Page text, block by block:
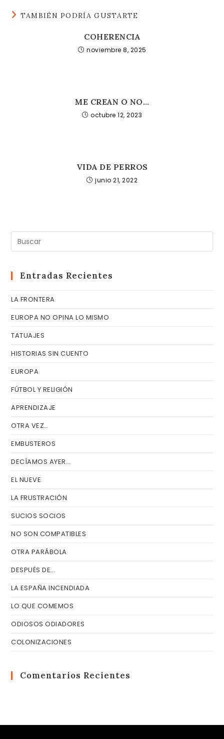
TAMBIÉN PODRÍA GUSTARTE
COHERENCIA
noviembre 8, 2025
ME CREAN O NO…
octubre 12, 2023
VIDA DE PERROS
junio 21, 2022
Entradas Recientes
LA FRONTERA
EUROPA NO OPINA LO MISMO
TATUAJES
HISTORIAS SIN CUENTO
EUROPA
FÚTBOL Y RELIGIÓN
APRENDIZAJE
OTRA VEZ…
EMBUSTEROS
DECÍAMOS AYER…
EL NUEVE
LA FRUSTRACIÓN
SUCIOS SOCIOS
NO SON COMPATIBLES
OTRA PARÁBOLA
DESPUÉS DE…
LA ESPAÑA INCENDIADA
LO QUE COMEMOS
ODIOSOS ODIADORES
COLONIZACIONES
Comentarios Recientes